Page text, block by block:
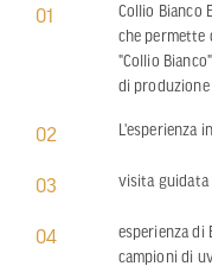
01
Collio Bianco
che permette
"Collio
di produzione
02 L'esperienza
03 visita guidata
04
esperienza di
campioni di